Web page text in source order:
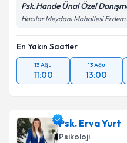
Psk.Hande Ünal Özel
Hacılar Meydanı Mahallesi
En Yakın Saatler
13 Ağu
11:00
13 Ağu
13:00
Psk. Erva Yurt
Psikoloji